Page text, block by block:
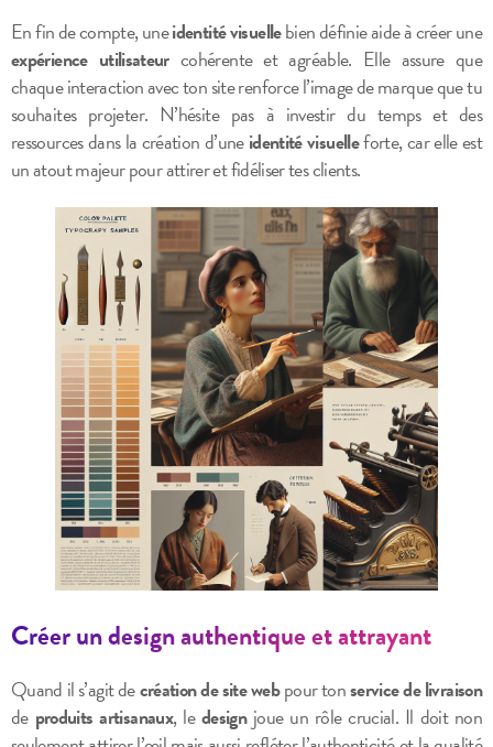
En fin de compte, uneidentité visuellebien définie aide à créer une
expérience utilisateurcohérente et agréable. Elle assure que
chaque interaction avec ton site renforce l’image de marque que tu
souhaites projeter. N’hésite pas à investir du temps et des
ressources dans la création d’uneidentité visuelleforte, car elle est
un atout majeur pour attirer et fidéliser tes clients.
Créer un design authentique et attrayant
Quand il s’agit decréation de site webpour tonservice de livraison
de produits artisanaux, ledesignjoue un rôle crucial. Il doit non